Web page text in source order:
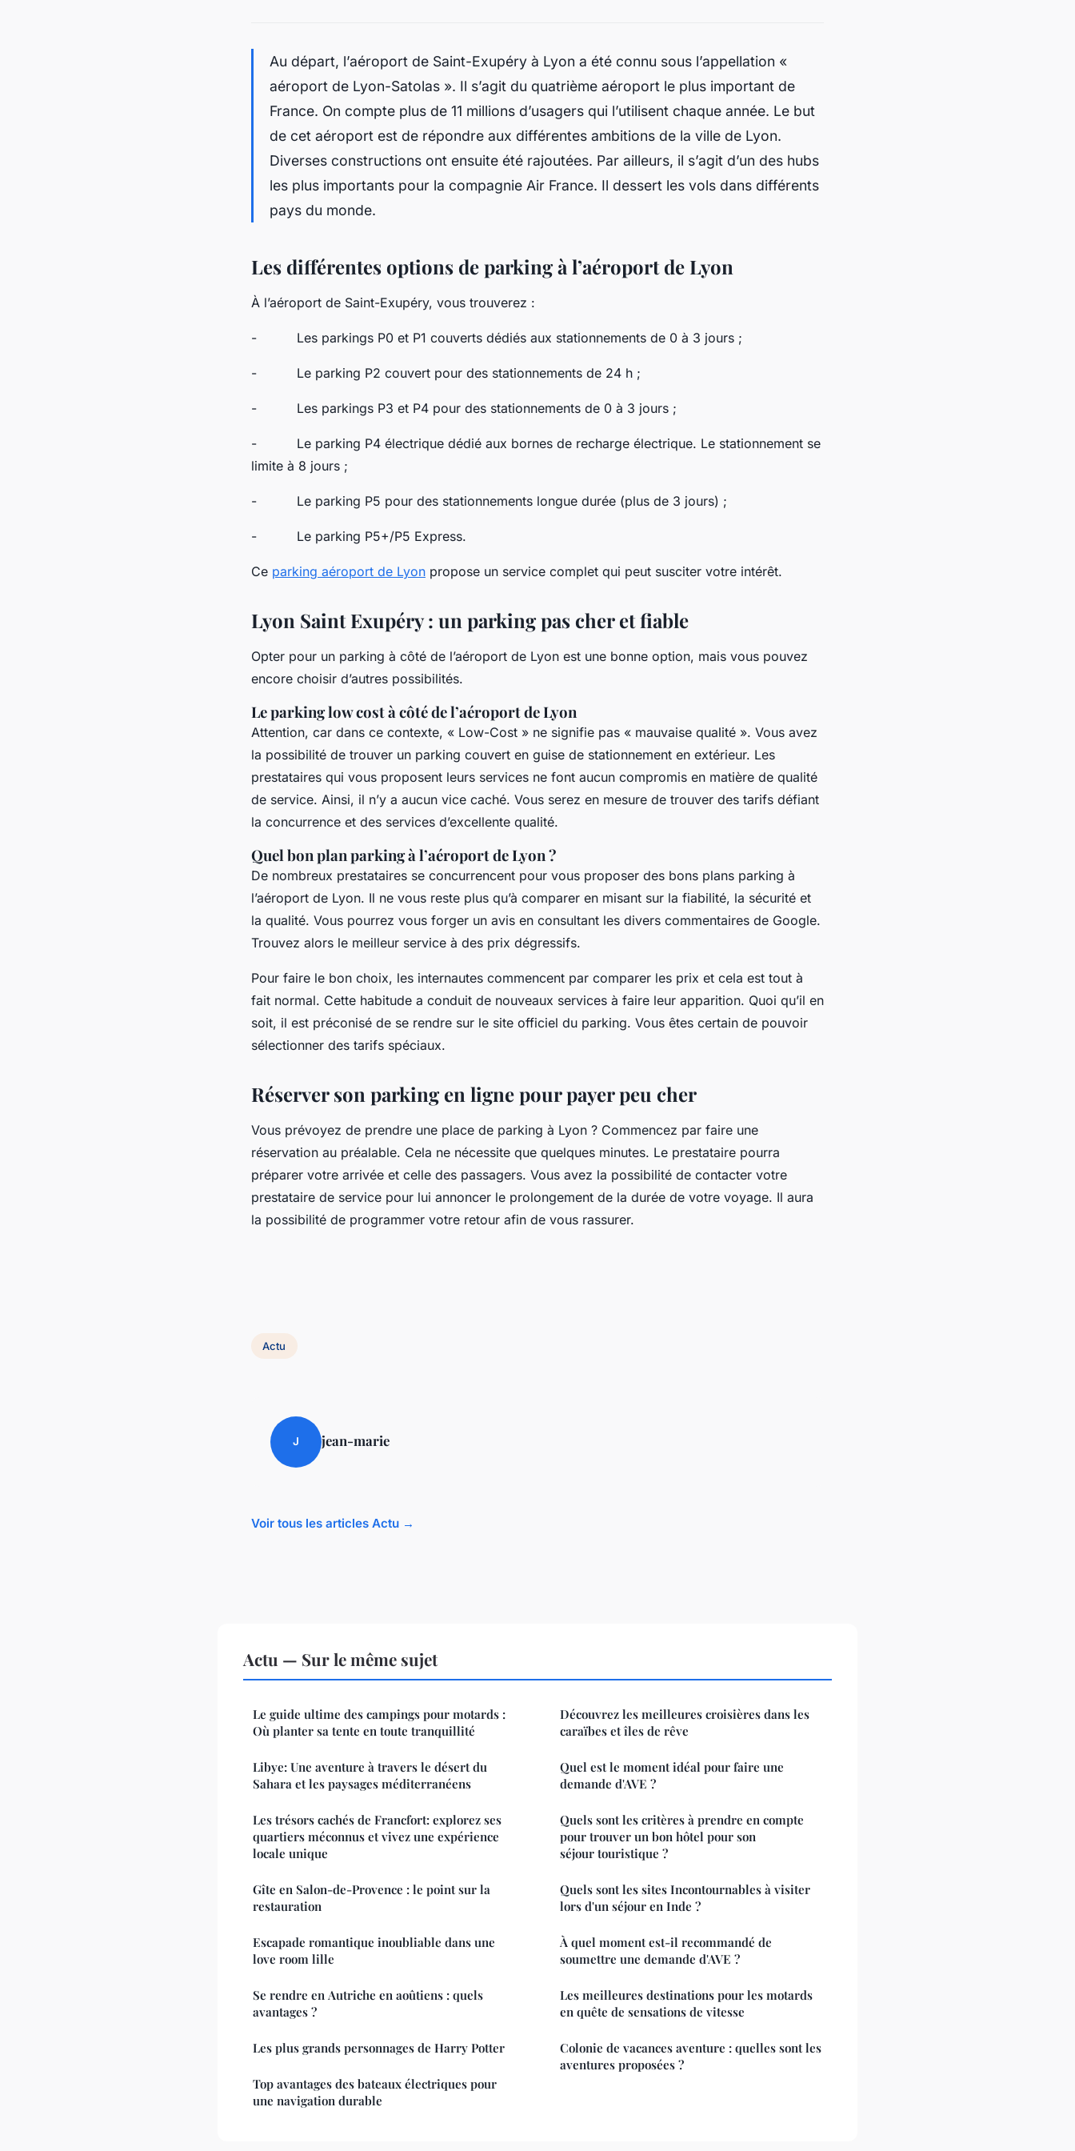
Au départ, l’aéroport de Saint-Exupéry à Lyon a été connu sous l’appellation «
aéroport de Lyon-Satolas ». Il s’agit du quatrième aéroport le plus important de
France. On compte plus de 11 millions d’usagers qui l’utilisent chaque année. Le but
de cet aéroport est de répondre aux différentes ambitions de la ville de Lyon.
Diverses constructions ont ensuite été rajoutées. Par ailleurs, il s’agit d’un des hubs
les plus importants pour la compagnie Air France. Il dessert les vols dans différents
pays du monde.
Les différentes options de parking à l’aéroport de Lyon
À l’aéroport de Saint-Exupéry, vous trouverez :
- Les parkings P0 et P1 couverts dédiés aux stationnements de 0 à 3 jours ;
- Le parking P2 couvert pour des stationnements de 24 h ;
- Les parkings P3 et P4 pour des stationnements de 0 à 3 jours ;
- Le parking P4 électrique dédié aux bornes de recharge électrique. Le stationnement se
limite à 8 jours ;
- Le parking P5 pour des stationnements longue durée (plus de 3 jours) ;
- Le parking P5+/P5 Express.
Ce parking aéroport de Lyon propose un service complet qui peut susciter votre intérêt.
Lyon Saint Exupéry : un parking pas cher et fiable
Opter pour un parking à côté de l’aéroport de Lyon est une bonne option, mais vous pouvez
encore choisir d’autres possibilités.
Le parking low cost à côté de l’aéroport de Lyon
Attention, car dans ce contexte, « Low-Cost » ne signifie pas « mauvaise qualité ». Vous avez
la possibilité de trouver un parking couvert en guise de stationnement en extérieur. Les
prestataires qui vous proposent leurs services ne font aucun compromis en matière de qualité
de service. Ainsi, il n’y a aucun vice caché. Vous serez en mesure de trouver des tarifs défiant
la concurrence et des services d’excellente qualité.
Quel bon plan parking à l’aéroport de Lyon ?
De nombreux prestataires se concurrencent pour vous proposer des bons plans parking à
l’aéroport de Lyon. Il ne vous reste plus qu’à comparer en misant sur la fiabilité, la sécurité et
la qualité. Vous pourrez vous forger un avis en consultant les divers commentaires de Google.
Trouvez alors le meilleur service à des prix dégressifs.
Pour faire le bon choix, les internautes commencent par comparer les prix et cela est tout à
fait normal. Cette habitude a conduit de nouveaux services à faire leur apparition. Quoi qu’il en
soit, il est préconisé de se rendre sur le site officiel du parking. Vous êtes certain de pouvoir
sélectionner des tarifs spéciaux.
Réserver son parking en ligne pour payer peu cher
Vous prévoyez de prendre une place de parking à Lyon ? Commencez par faire une
réservation au préalable. Cela ne nécessite que quelques minutes. Le prestataire pourra
préparer votre arrivée et celle des passagers. Vous avez la possibilité de contacter votre
prestataire de service pour lui annoncer le prolongement de la durée de votre voyage. Il aura
la possibilité de programmer votre retour afin de vous rassurer.
Actu
J jean-marie
Voir tous les articles Actu →
Actu — Sur le même sujet
Le guide ultime des campings pour motards :
Où planter sa tente en toute tranquillité
Libye: Une aventure à travers le désert du
Sahara et les paysages méditerranéens
Les trésors cachés de Francfort: explorez ses
quartiers méconnus et vivez une expérience
locale unique
Gîte en Salon-de-Provence : le point sur la
restauration
Escapade romantique inoubliable dans une
love room lille
Se rendre en Autriche en aoûtiens : quels
avantages ?
Les plus grands personnages de Harry Potter
Top avantages des bateaux électriques pour
une navigation durable
Découvrez les meilleures croisières dans les
caraïbes et îles de rêve
Quel est le moment idéal pour faire une
demande d'AVE ?
Quels sont les critères à prendre en compte
pour trouver un bon hôtel pour son
séjour touristique ?
Quels sont les sites Incontournables à visiter
lors d'un séjour en Inde ?
À quel moment est-il recommandé de
soumettre une demande d'AVE ?
Les meilleures destinations pour les motards
en quête de sensations de vitesse
Colonie de vacances aventure : quelles sont les
aventures proposées ?